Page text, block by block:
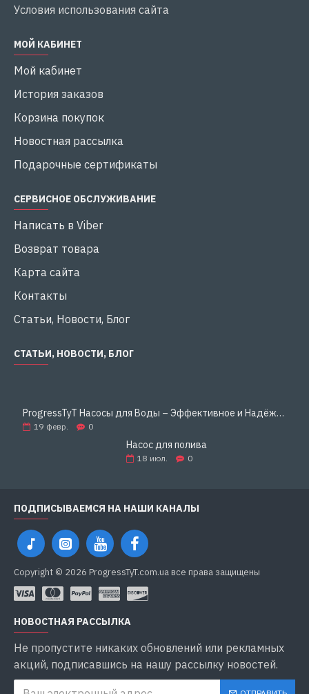
Условия использования сайта
МОЙ КАБИНЕТ
Мой кабинет
История заказов
Корзина покупок
Новостная рассылка
Подарочные сертификаты
СЕРВИСНОЕ ОБСЛУЖИВАНИЕ
Написать в Viber
Возврат товара
Карта сайта
Контакты
Статьи, Новости, Блог
СТАТЬИ, НОВОСТИ, БЛОГ
ProgressTyT Насосы для Воды – Эффективное и Надёжное Решение для Дома и Бизнеса
19 февр. 0
Насос для полива
18 июл. 0
ПОДПИСЫВАЕМСЯ НА НАШИ КАНАЛЫ
Copyright © 2026 ProgressTyT.com.ua все права защищены
НОВОСТНАЯ РАССЫЛКА
Не пропустите никаких обновлений или рекламных
акций, подписавшись на нашу рассылку новостей.